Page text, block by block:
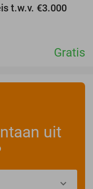
t.w.v. €3.000
Gratis
uit